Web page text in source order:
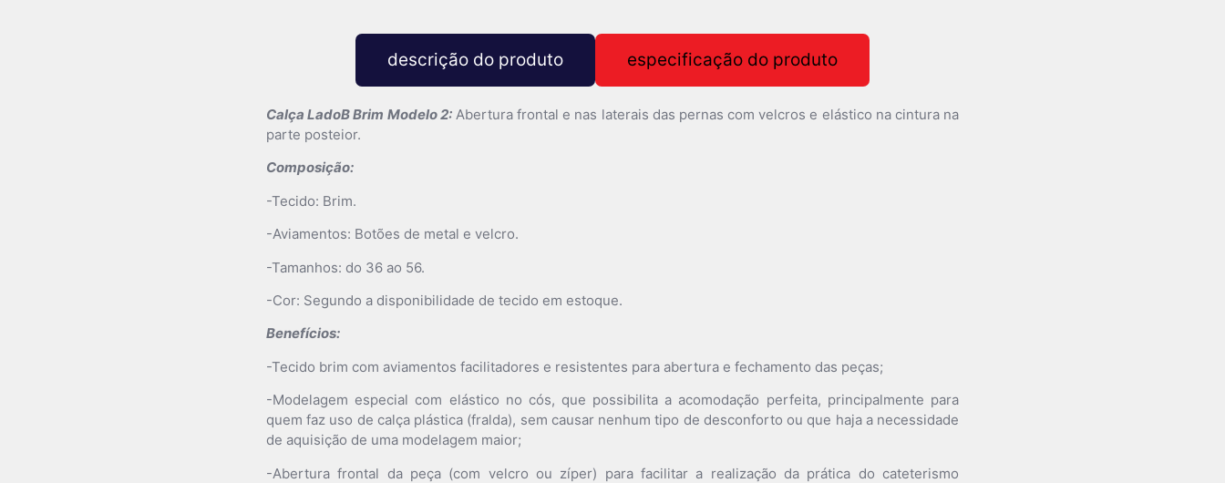
descrição do produto especificação do produto
Calça LadoB Brim Modelo 2:Abertura frontal e nas laterais das pernas com velcros e elástico na cintura na
parte posteior.
Composição:
-Tecido: Brim.
-Aviamentos: Botões de metal e velcro.
-Tamanhos: do 36 ao 56.
-Cor: Segundo a disponibilidade de tecido em estoque.
Benefícios:
-Tecido brim com aviamentos facilitadores e resistentes para abertura e fechamento das peças;
-Modelagem especial com elástico no cós, que possibilita a acomodação perfeita, principalmente para
quem faz uso de calça plástica (fralda), sem causar nenhum tipo de desconforto ou que haja a necessidade
de aquisição de uma modelagem maior;
-Abertura frontal da peça (com velcro ou zíper) para facilitar a realização da prática do cateterismo